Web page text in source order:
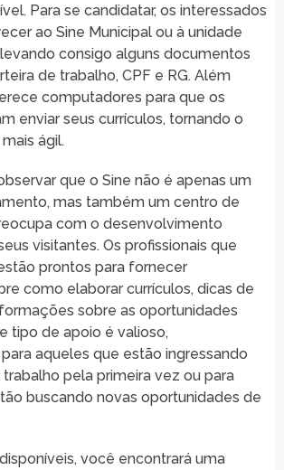
Para se candidatar, os interessados
ao Sine Municipal ou à unidade
consigo alguns documentos
de trabalho, CPF e RG. Além
computadores para que os
enviar seus currículos, tornando o
ágil.
que o Sine não é apenas um
mas também um centro de
com o desenvolvimento
visitantes. Os profissionais que
prontos para fornecer
como elaborar currículos, dicas de
sobre as oportunidades
tipo de apoio é valioso,
aqueles que estão ingressando
pela primeira vez ou para
buscando novas oportunidades de
você encontrará uma